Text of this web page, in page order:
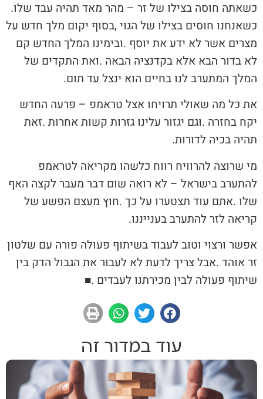
כשאתה‭ ‬חוסה‭ ‬בצילו‭ ‬של‭ ‬זר‭ ‬‮–‬‭ ‬מהר‭ ‬מאד‭ ‬תהיה‭ ‬עבד‭ ‬שלו‭.
‬המלך‭ ‬המתערב‭ ‬לנו‭ ‬בחיים‭ ‬הוא‭ ‬ינצל‭ ‬עד‭ ‬תום‭.‬
‬תהיה‭ ‬בכיה‭ ‬לדורות‭.‬
‬קריאה‭ ‬לזר‭ ‬להתערב‭ ‬בענייננו‭.‬
‬שיתוף‭ ‬פעולה‭ ‬לבין‭ ‬מכירתנו‭ ‬לעבדים‭. ‬
■
עוד במדור זה